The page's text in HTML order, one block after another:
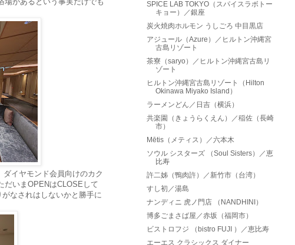
ダイヤモンド会員向けのカク
だいまOPENはCLOSEして
なされはしないかと勝手に
SPICE LAB TOKYO（スパイスラボトー
キョー）／銀座
炭火焼肉ホルモン うしごろ 中目黒店
アジュール（Azure）／ヒルトン沖縄宮
古島リゾート
茶寮（saryo）／ヒルトン沖縄宮古島リ
ゾート
ヒルトン沖縄宮古島リゾート（Hilton
Okinawa Miyako Island）
ラーメンどん／日吉（横浜）
共楽園（きょうらくえん）／稲佐（長崎
市）
Mētis（メティス）／六本木
ソウル シスターズ （Soul Sisters）／恵
比寿
許二姊（鴨肉許）／新竹市（台湾）
すし初／湯島
ナンディニ 虎ノ門店 （NANDHINI）
博多ごまさば屋／赤坂（福岡市）
ビストロフジ （bistro FUJI ）／恵比寿
エーエス クラシックス ダイナー